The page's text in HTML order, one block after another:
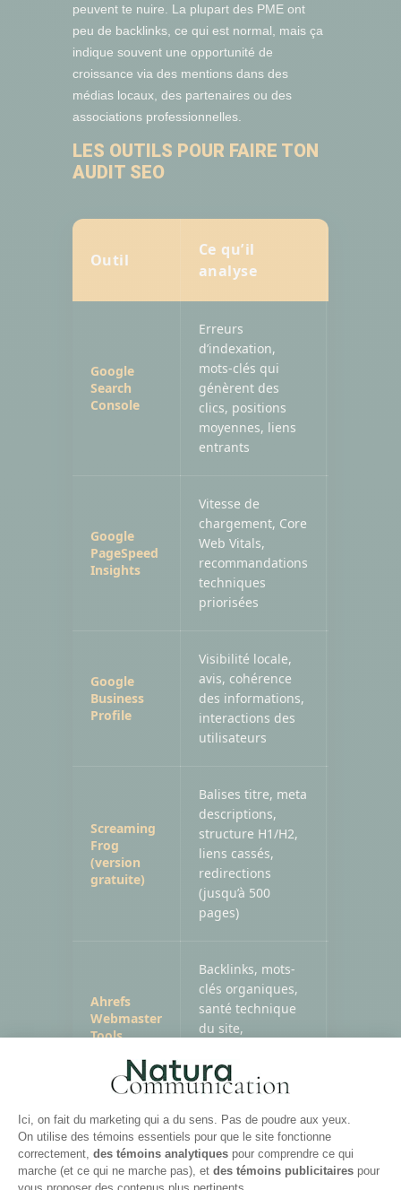
peuvent te nuire. La plupart des PME ont
peu de backlinks, ce qui est normal, mais ça
indique souvent une opportunité de
croissance via des mentions dans des
médias locaux, des partenaires ou des
associations professionnelles.
LES OUTILS POUR FAIRE TON
AUDIT SEO
Outil
Ce qu’il
analyse
Google
Search
Console
Erreurs
d’indexation,
mots-clés qui
génèrent des
clics, positions
moyennes, liens
entrants
Google
PageSpeed
Insights
Vitesse de
chargement, Core
Web Vitals,
recommandations
techniques
priorisées
Google
Business
Profile
Visibilité locale,
avis, cohérence
des informations,
interactions des
utilisateurs
Screaming
Frog
(version
gratuite)
Balises titre, meta
descriptions,
structure H1/H2,
liens cassés,
redirections
(jusqu’à 500
pages)
Ahrefs
Webmaster
Tools
Backlinks, mots-
clés organiques,
santé technique
du site,
croissance
CE QUE TU FAIS AVEC LES
RÉSULTATS DE TON AUDIT
Un audit sans plan d’action, ça ne sert à rien.